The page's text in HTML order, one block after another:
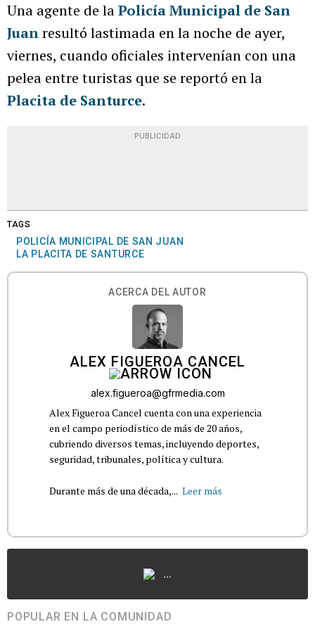
Una agente de laPolicía Municipal de San
Juanresultó lastimada en la noche de ayer,
viernes, cuando oficiales intervenían con una
pelea entre turistas que se reportó en la
Placita de Santurce.
PUBLICIDAD
TAGS
POLICÍA MUNICIPAL DE SAN JUAN
LA PLACITA DE SANTURCE
ACERCA DEL AUTOR
ALEX FIGUEROA CANCEL
alex.figueroa@gfrmedia.com
Alex Figueroa Cancel cuenta con una experiencia
en el campo periodístico de más de 20 años,
cubriendo diversos temas, incluyendo deportes,
seguridad, tribunales, política y cultura.
Durante más de una década,... Leer más
...
POPULAR EN LA COMUNIDAD